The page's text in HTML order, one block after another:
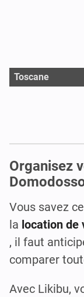
Toscane
Organisez
Vous savez
la location de
, il faut
comparer
Avec Likibu,